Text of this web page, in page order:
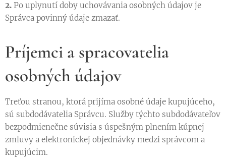
2. Po uplynutí doby uchovávania osobných údajov je
Správca povinný údaje zmazať.
Príjemci a spracovatelia
osobných údajov
Treťou stranou, ktorá prijíma osobné údaje kupujúceho,
sú subdodávatelia Správcu. Služby týchto subdodávateľov
bezpodmienečne súvisia s úspešným plnením kúpnej
zmluvy a elektronickej objednávky medzi správcom a
kupujúcim.